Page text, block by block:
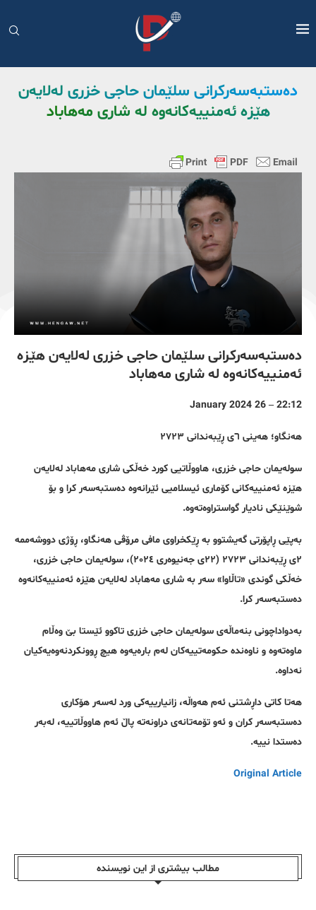
دەستبەسەرکرانی سلێمان حاجی خزری لەلایەن
هێزە ئەمنییەکانەوە لە شاری مەهاباد
دەستبەسەرکرانی سلێمان حاجی خزری لەلایەن هێزە
ئەمنییەکانەوە لە شاری مەهاباد
22:12 – 26 January 2024
هەنگاو؛ هەینی ٦ی ڕێبەندانی ٢٧٢٣
سولەیمان حاجی خزری، هاووڵاتیی کورد خەڵکی شاری مەهاباد لەلایەن
هێزە ئەمنییەکانی کۆماری ئیسلامیی ئێرانەوە دەستبەسەر کرا و بۆ
شوێنێکی نادیار گواستراوەتەوە.
بەپێی ڕاپۆرتی گەیشتوو بە ڕێکخراوی مافی مرۆڤی هەنگاو، ڕۆژی دووشەممە
٢ی ڕێبەندانی ٢٧٢٣ (٢٢ی جەنیوەری ٢٠٢٤)، سولەیمان حاجی خزری،
خەڵکی گوندی «تاڵاوا» سەر بە شاری مەهاباد لەلایەن هێزە ئەمنییەکانەوە
دەستبەسەر کرا.
بەدواداچونی بنەماڵەی سولەیمان حاجی خزری تاکوو ئێستا بێ وەڵام
ماوەتەوە و ناوەندە حکومەتییەکان لەم بارەیەوە هیچ ڕوونکردنەوەیەکیان
نەداوە.
هەتا کاتی داڕشتنی ئەم هەواڵە، زانیارییەکی ورد لەسەر هۆکاری
دەستبەسەر کران و ئەو تۆمەتانەی دراونەتە پاڵ ئەم هاووڵاتییە، لەبەر
دەستدا نییە.
Original Article
مطالب بیشتری از این نویسندە